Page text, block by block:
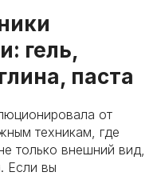
гель,
паста
от
техникам, где
только внешний вид,
Если вы